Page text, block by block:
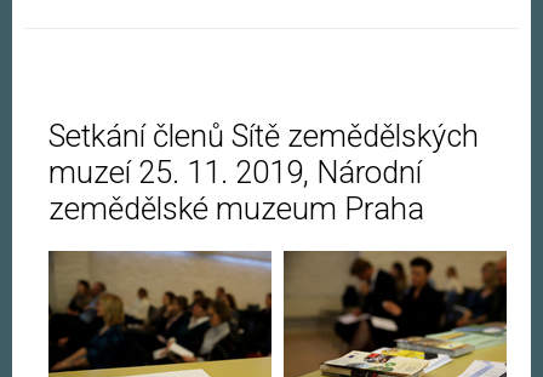
Setkání členů Sítě zemědělských
muzeí 25. 11. 2019, Národní
zemědělské muzeum Praha